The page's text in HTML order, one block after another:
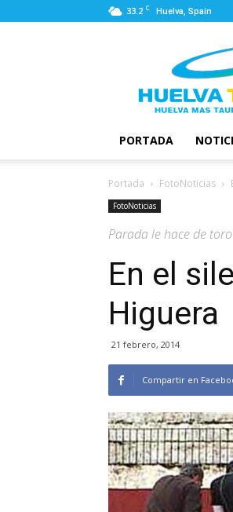
33.2 C Huelva, Spain
Taurina
PORTADA
Portada FotoNoticias
FotoNoticias
Parada le hace de
En el
Higuera
21 febrero, 2014
Compartir en